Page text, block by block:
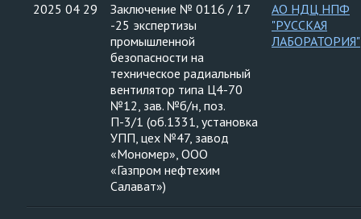
2025 04 29
Заключение № 0116 / 17
-25 экспертизы
промышленной
безопасности на
техническое радиальный
вентилятор типа Ц4-70
№12, зав. №б/н, поз.
П-3/1 (об.1331, установка
УПП, цех №47, завод
«Мономер», ООО
«Газпром нефтехим
Салават»)
АО НДЦ НПФ
"РУССКАЯ
ЛАБОРАТОРИЯ"